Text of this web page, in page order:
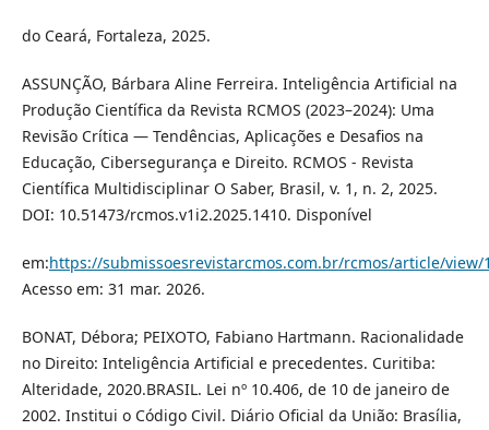
do Ceará, Fortaleza, 2025.
ASSUNÇÃO, Bárbara Aline Ferreira. Inteligência Artificial na
Produção Científica da Revista RCMOS (2023–2024): Uma
Revisão Crítica — Tendências, Aplicações e Desafios na
Educação, Cibersegurança e Direito. RCMOS - Revista
Científica Multidisciplinar O Saber, Brasil, v. 1, n. 2, 2025.
DOI: 10.51473/rcmos.v1i2.2025.1410. Disponível
em:https://submissoesrevistarcmos.com.br/rcmos/article/view/
Acesso em: 31 mar. 2026.
BONAT, Débora; PEIXOTO, Fabiano Hartmann. Racionalidade
no Direito: Inteligência Artificial e precedentes. Curitiba:
Alteridade, 2020.BRASIL. Lei nº 10.406, de 10 de janeiro de
2002. Institui o Código Civil. Diário Oficial da União: Brasília,